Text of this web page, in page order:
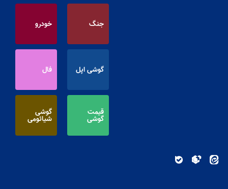
جنگ خودرو
گوشی اپل فال
قیمت
گوشی
گوشی
شیائومی